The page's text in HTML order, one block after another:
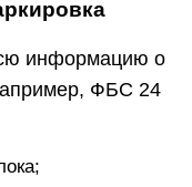
информацию о
ФБС 24